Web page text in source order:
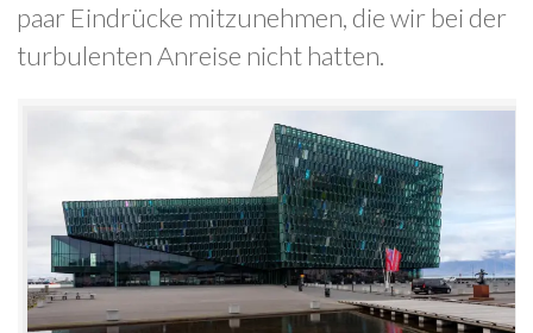
paar Eindrücke mitzunehmen, die wir bei der
turbulenten Anreise nicht hatten.